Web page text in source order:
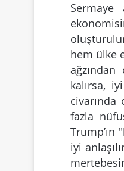
hem ülke
kalırsa,
fazla
Trump’ın
iyi